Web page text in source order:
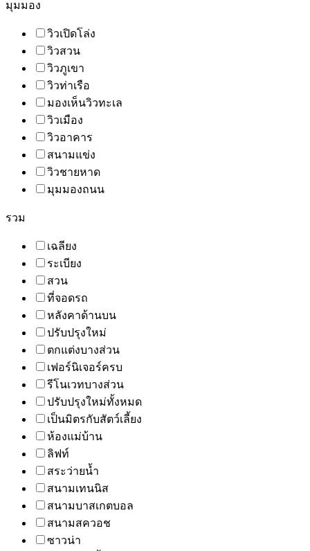
มุมมอง
วิวเปิดโล่ง
วิวสวน
วิวภูเขา
วิวท่าเรือ
มองเห็นวิวทะเล
วิวเมือง
วิวอาคาร
สนามแข่ง
วิวชายหาด
มุมมองถนน
รวม
เฉลียง
ระเบียง
สวน
ที่จอดรถ
หลังคาด้านบน
ปรับปรุงใหม่
ตกแต่งบางส่วน
เฟอร์นิเจอร์ครบ
รีโนเวทบางส่วน
ปรับปรุงใหม่ทั้งหมด
เป็นมิตรกับสัตว์เลี้ยง
ห้องแม่บ้าน
ลิฟท์
สระว่ายน้ำ
สนามเทนนิส
สนามบาสเกตบอล
สนามสควอช
ซาวน่า